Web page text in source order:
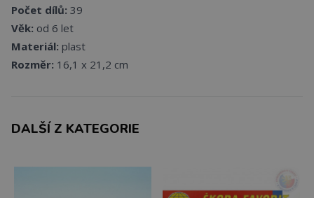
Počet dílů: 39
Věk: od 6 let
Materiál: plast
Rozměr: 16,1 x 21,2 cm
DALŠÍ Z KATEGORIE